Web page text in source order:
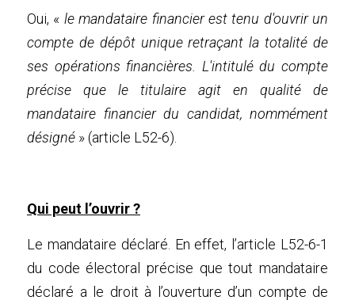
Oui, « le mandataire financier est tenu d'ouvrir un
compte de dépôt unique retraçant la totalité de
ses opérations financières. L'intitulé du compte
précise que le titulaire agit en qualité de
mandataire financier du candidat, nommément
désigné » (article L52-6).
Qui peut l’ouvrir ?
Le mandataire déclaré. En effet, l’article L52-6-1
du code électoral précise que tout mandataire
déclaré a le droit à l’ouverture d’un compte de